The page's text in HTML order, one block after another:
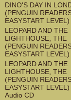
DINO'S DAY IN
(PENGUIN
EASYSTART
LEOPARD AND THE
LIGHTHOUSE, THE
(PENGUIN
EASYSTART
LEOPARD AND THE
LIGHTHOUSE, THE
(PENGUIN
EASYSTART
Audio CD